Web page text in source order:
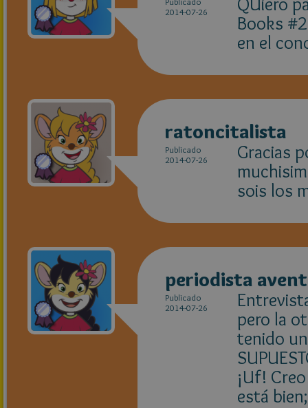
2014-07-26
Books
en el
ratoncitalista
Publicado
2014-07-26
Gracias
sois los
periodista
Publicado
2014-07-26
pero la
tenido
¡Uf!
está